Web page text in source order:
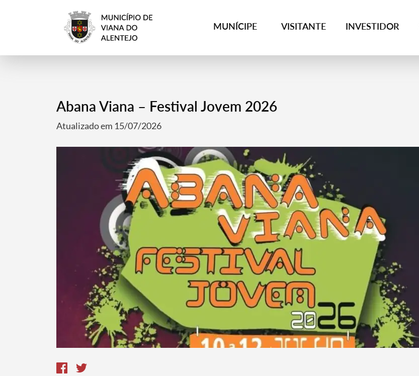
MUNÍCIPE VISITANTE INVESTIDOR
Abana Viana – Festival Jovem 2026
Atualizado em 15/07/2026